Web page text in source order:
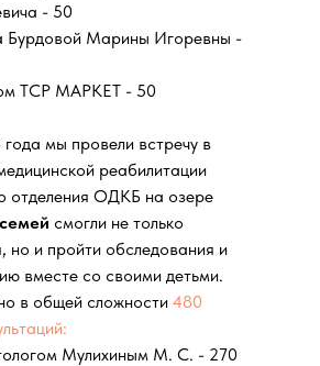
- 50
Бурдовой Марины Игоревны -
ТСР МАРКЕТ - 50
мы провели встречу в
реабилитации
отделения ОДКБ на озере
смогли не только
но и пройти обследования и
вместе со своими детьми.
в общей сложности 480
Мулихиным М. С. - 270